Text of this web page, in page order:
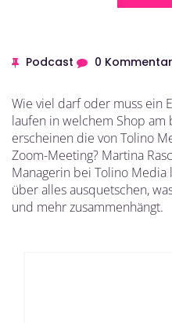
Podcast 0
Wie viel darf oder muss ein
laufen in welchem Shop am
erscheinen die von Tolino
Zoom-Meeting? Martina
Managerin bei Tolino Media
über alles ausquetschen,
und mehr zusammenhängt.